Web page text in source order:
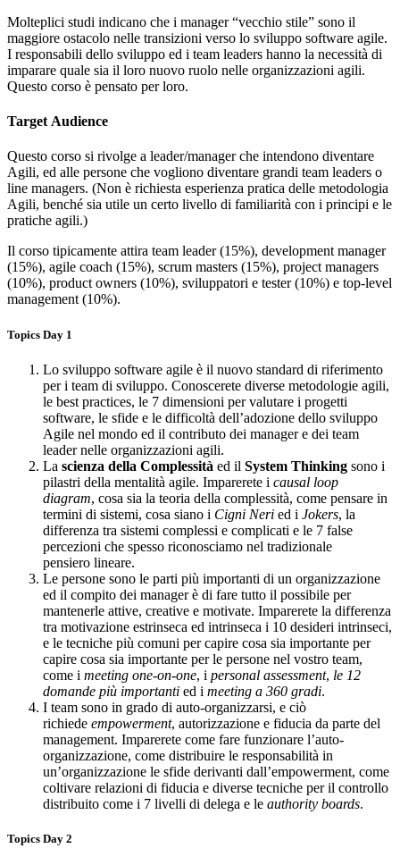
Molteplici studi indicano che i manager “vecchio stile” sono il
maggiore ostacolo nelle transizioni verso lo sviluppo software agile.
I responsabili dello sviluppo ed i team leaders hanno la necessità di
imparare quale sia il loro nuovo ruolo nelle organizzazioni agili.
Questo corso è pensato per loro.
Target Audience
Questo corso si rivolge a leader/manager che intendono diventare
Agili, ed alle persone che vogliono diventare grandi team leaders o
line managers. (Non è richiesta esperienza pratica delle metodologia
Agili, benché sia utile un certo livello di familiarità con i principi e le
pratiche agili.)
Il corso tipicamente attira team leader (15%), development manager
(15%), agile coach (15%), scrum masters (15%), project managers
(10%), product owners (10%), sviluppatori e tester (10%) e top-level
management (10%).
Topics Day 1
Lo sviluppo software agile è il nuovo standard di riferimento
per i team di sviluppo. Conoscerete diverse metodologie agili,
le best practices, le 7 dimensioni per valutare i progetti
software, le sfide e le difficoltà dell’adozione dello sviluppo
Agile nel mondo ed il contributo dei manager e dei team
leader nelle organizzazioni agili.
La scienza della Complessità ed il System Thinking sono i
pilastri della mentalità agile. Imparerete i causal loop
diagram, cosa sia la teoria della complessità, come pensare in
termini di sistemi, cosa siano i Cigni Neri ed i Jokers, la
differenza tra sistemi complessi e complicati e le 7 false
percezioni che spesso riconosciamo nel tradizionale
pensiero lineare.
Le persone sono le parti più importanti di un organizzazione
ed il compito dei manager è di fare tutto il possibile per
mantenerle attive, creative e motivate. Imparerete la differenza
tra motivazione estrinseca ed intrinseca i 10 desideri intrinseci,
e le tecniche più comuni per capire cosa sia importante per
capire cosa sia importante per le persone nel vostro team,
come i meeting one-on-one, i personal assessment, le 12
domande più importanti ed i meeting a 360 gradi.
I team sono in grado di auto-organizzarsi, e ciò
richiede empowerment, autorizzazione e fiducia da parte del
management. Imparerete come fare funzionare l’auto-
organizzazione, come distribuire le responsabilità in
un’organizzazione le sfide derivanti dall’empowerment, come
coltivare relazioni di fiducia e diverse tecniche per il controllo
distribuito come i 7 livelli di delega e le authority boards.
Topics Day 2